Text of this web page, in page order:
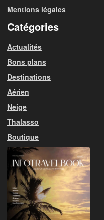
Mentions légales
Catégories
Actualités
Bons plans
Destinations
Aérien
Neige
Thalasso
Boutique